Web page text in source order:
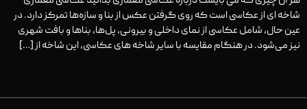
شاخه ای از عکاسی است که روی گرفتن عکس از بنا و سازه‌ها تمرکز دارد. در
عین حال، شامل عکاسی از نمای داخلی و بیرونی، پل‌ها، بناها و بافت شهری
نیز می‌شود. در هنگام مقایسه با سایر شاخه های عکاسی، این شاخه از […]